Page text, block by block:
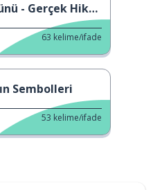
- Gerçek Hikaye
63 kelime/ifade
Sembolleri
53 kelime/ifade